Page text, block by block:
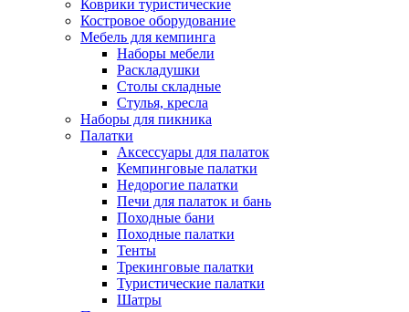
Коврики туристические
Костровое оборудование
Мебель для кемпинга
Наборы мебели
Раскладушки
Столы складные
Стулья, кресла
Наборы для пикника
Палатки
Аксессуары для палаток
Кемпинговые палатки
Недорогие палатки
Печи для палаток и бань
Походные бани
Походные палатки
Тенты
Трекинговые палатки
Туристические палатки
Шатры